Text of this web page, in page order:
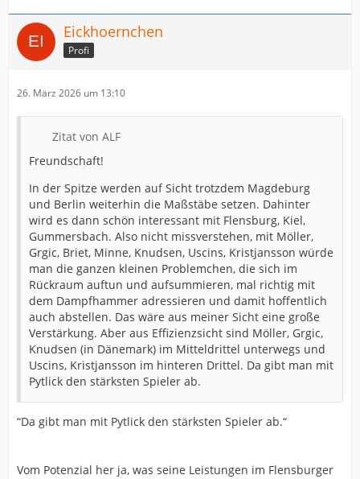
Eickhoernchen
Profi
26. März 2026 um 13:10
Zitat von ALF
Freundschaft!
In der Spitze werden auf Sicht trotzdem Magdeburg
und Berlin weiterhin die Maßstäbe setzen. Dahinter
wird es dann schön interessant mit Flensburg, Kiel,
Gummersbach. Also nicht missverstehen, mit Möller,
Grgic, Briet, Minne, Knudsen, Uscins, Kristjansson würde
man die ganzen kleinen Problemchen, die sich im
Rückraum auftun und aufsummieren, mal richtig mit
dem Dampfhammer adressieren und damit hoffentlich
auch abstellen. Das wäre aus meiner Sicht eine große
Verstärkung. Aber aus Effizienzsicht sind Möller, Grgic,
Knudsen (in Dänemark) im Mitteldrittel unterwegs und
Uscins, Kristjansson im hinteren Drittel. Da gibt man mit
Pytlick den stärksten Spieler ab.
“Da gibt man mit Pytlick den stärksten Spieler ab.“
Vom Potenzial her ja, was seine Leistungen im Flensburger